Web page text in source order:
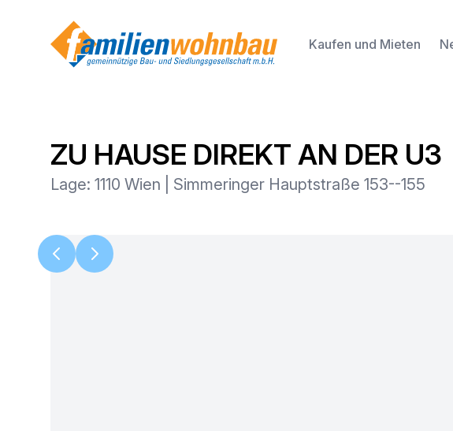
Kaufen und Mieten
ZU HAUSE DIREKT AN DER U3
Lage: 1110 Wien | Simmeringer Hauptstraße 153--155